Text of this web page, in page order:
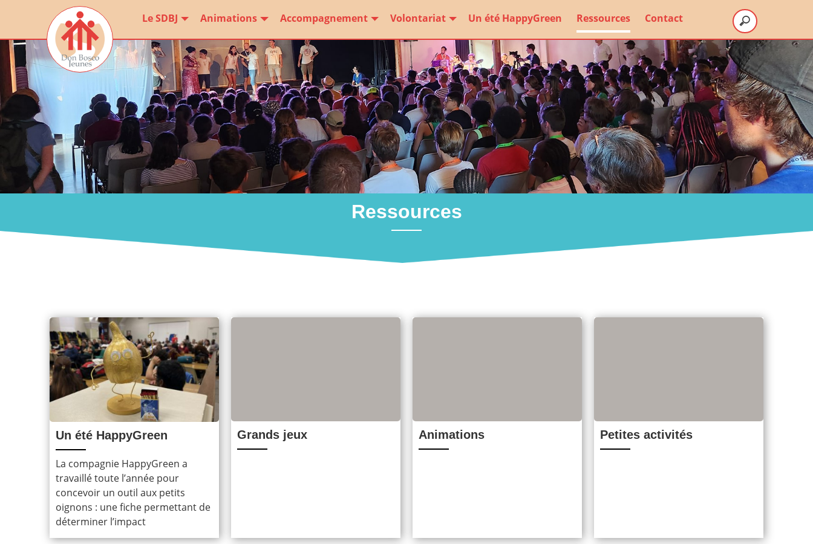
Le SDBJ Animations Accompagnement Volontariat Un été HappyGreen Ressources Contact
Ressources
Un été HappyGreen
La compagnie HappyGreen a
travaillé toute l’année pour
concevoir un outil aux petits
oignons : une fiche permettant de
déterminer l’impact
environnemental de ton projet
Grands jeux Animations Petites activités